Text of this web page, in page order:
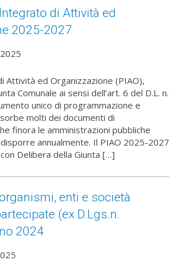
di Attività ed
2025-2027
Attività ed Organizzazione (PIAO),
Comunale ai sensi dell’art. 6 del D.L. n.
unico di programmazione e
molti dei documenti di
finora le amministrazioni pubbliche
annualmente. Il PIAO 2025-2027
Delibera della Giunta […]
enti e società
(ex D.Lgs.n.
2024